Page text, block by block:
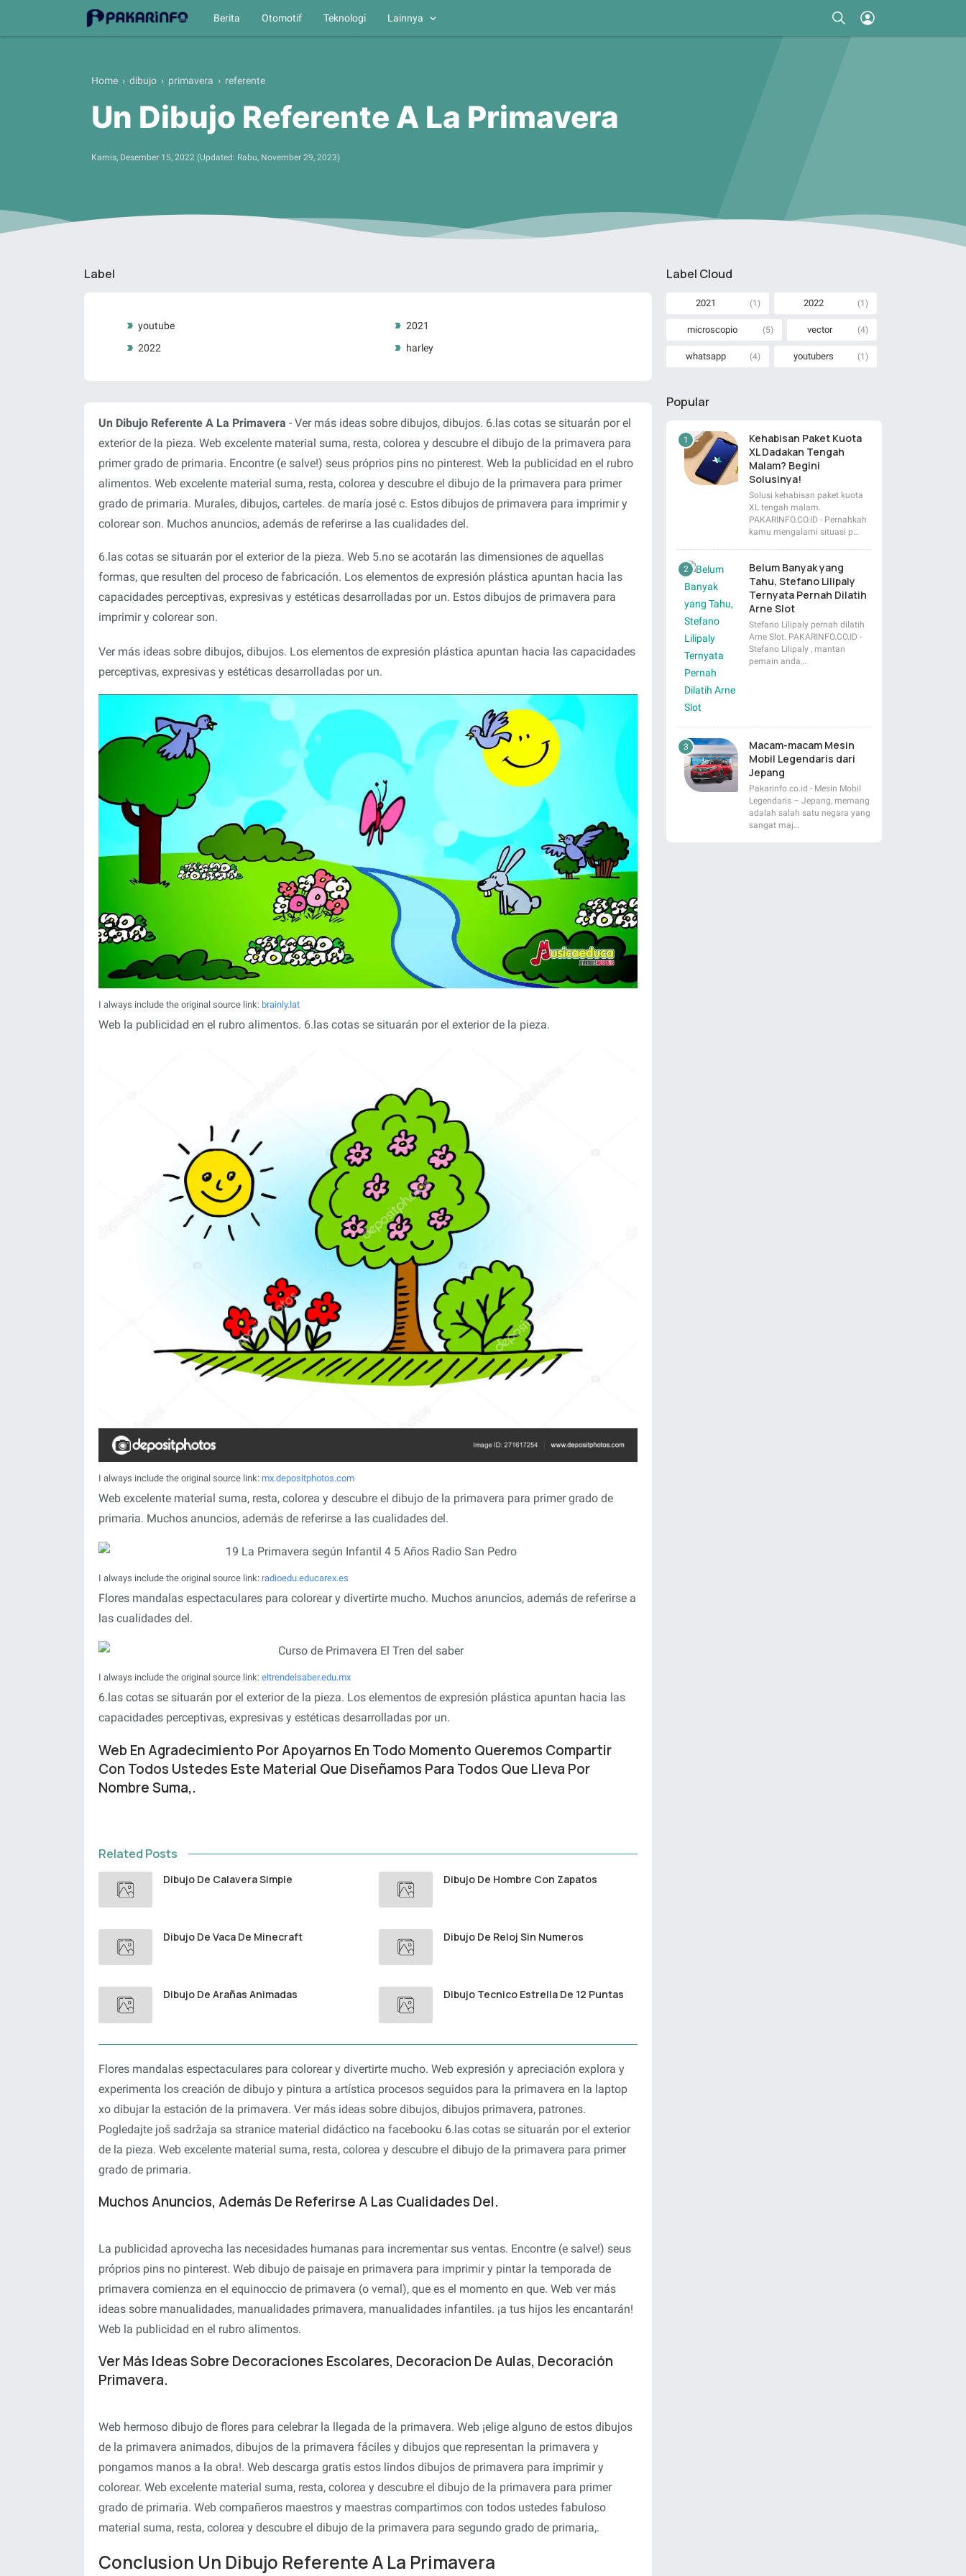
Berita Otomotif Teknologi Lainnya
Label
youtube
2021
2022
harley
Home › dibujo › primavera › referente
Un Dibujo Referente A La Primavera
Kamis, Desember 15, 2022 (Updated: Rabu, November 29, 2023)
Un Dibujo Referente A La Primavera - Ver más ideas sobre dibujos, dibujos. 6.las cotas se situarán por el
exterior de la pieza. Web excelente material suma, resta, colorea y descubre el dibujo de la primavera para
primer grado de primaria. Encontre (e salve!) seus próprios pins no pinterest. Web la publicidad en el rubro
alimentos. Web excelente material suma, resta, colorea y descubre el dibujo de la primavera para primer
grado de primaria. Murales, dibujos, carteles. de maría josé c. Estos dibujos de primavera para imprimir y
colorear son. Muchos anuncios, además de referirse a las cualidades del.
6.las cotas se situarán por el exterior de la pieza. Web 5.no se acotarán las dimensiones de aquellas
formas, que resulten del proceso de fabricación. Los elementos de expresión plástica apuntan hacia las
capacidades perceptivas, expresivas y estéticas desarrolladas por un. Estos dibujos de primavera para
imprimir y colorear son.
Ver más ideas sobre dibujos, dibujos. Los elementos de expresión plástica apuntan hacia las capacidades
perceptivas, expresivas y estéticas desarrolladas por un.
I always include the original source link: brainly.lat
Web la publicidad en el rubro alimentos. 6.las cotas se situarán por el exterior de la pieza.
I always include the original source link: mx.depositphotos.com
Web excelente material suma, resta, colorea y descubre el dibujo de la primavera para primer grado de
primaria. Muchos anuncios, además de referirse a las cualidades del.
I always include the original source link: radioedu.educarex.es
Flores mandalas espectaculares para colorear y divertirte mucho. Muchos anuncios, además de referirse a
las cualidades del.
I always include the original source link: eltrendelsaber.edu.mx
6.las cotas se situarán por el exterior de la pieza. Los elementos de expresión plástica apuntan hacia las
capacidades perceptivas, expresivas y estéticas desarrolladas por un.
Web En Agradecimiento Por Apoyarnos En Todo Momento Queremos Compartir
Con Todos Ustedes Este Material Que Diseñamos Para Todos Que Lleva Por
Nombre Suma,.
Related Posts
Dibujo De Calavera Simple Dibujo De Hombre Con Zapatos
Dibujo De Vaca De Minecraft Dibujo De Reloj Sin Numeros
Dibujo De Arañas Animadas Dibujo Tecnico Estrella De 12 Puntas
Flores mandalas espectaculares para colorear y divertirte mucho. Web expresión y apreciación explora y
experimenta los creación de dibujo y pintura a artística procesos seguidos para la primavera en la laptop
xo dibujar la estación de la primavera. Ver más ideas sobre dibujos, dibujos primavera, patrones.
Pogledajte još sadržaja sa stranice material didáctico na facebooku 6.las cotas se situarán por el exterior
de la pieza. Web excelente material suma, resta, colorea y descubre el dibujo de la primavera para primer
grado de primaria.
Muchos Anuncios, Además De Referirse A Las Cualidades Del.
La publicidad aprovecha las necesidades humanas para incrementar sus ventas. Encontre (e salve!) seus
próprios pins no pinterest. Web dibujo de paisaje en primavera para imprimir y pintar la temporada de
primavera comienza en el equinoccio de primavera (o vernal), que es el momento en que. Web ver más
ideas sobre manualidades, manualidades primavera, manualidades infantiles. ¡a tus hijos les encantarán!
Web la publicidad en el rubro alimentos.
Ver Más Ideas Sobre Decoraciones Escolares, Decoracion De Aulas, Decoración
Primavera.
Web hermoso dibujo de flores para celebrar la llegada de la primavera. Web ¡elige alguno de estos dibujos
de la primavera animados, dibujos de la primavera fáciles y dibujos que representan la primavera y
pongamos manos a la obra!. Web descarga gratis estos lindos dibujos de primavera para imprimir y
colorear. Web excelente material suma, resta, colorea y descubre el dibujo de la primavera para primer
grado de primaria. Web compañeros maestros y maestras compartimos con todos ustedes fabuloso
material suma, resta, colorea y descubre el dibujo de la primavera para segundo grado de primaria,.
Conclusion Un Dibujo Referente A La Primavera
Label Cloud
2021 (1) 2022 (1)
microscopio (5) vector (4)
whatsapp (4) youtubers (1)
Popular
Kehabisan Paket Kuota
XL Dadakan Tengah
Malam? Begini
Solusinya!
Solusi kehabisan paket kuota
XL tengah malam.
PAKARINFO.CO.ID - Pernahkah
kamu mengalami situasi p…
Belum Banyak yang
Tahu, Stefano Lilipaly
Ternyata Pernah Dilatih
Arne Slot
Stefano Lilipaly pernah dilatih
Arne Slot. PAKARINFO.CO.ID -
Stefano Lilipaly , mantan
pemain anda…
Macam-macam Mesin
Mobil Legendaris dari
Jepang
Pakarinfo.co.id - Mesin Mobil
Legendaris – Jepang, memang
adalah salah satu negara yang
sangat maj…